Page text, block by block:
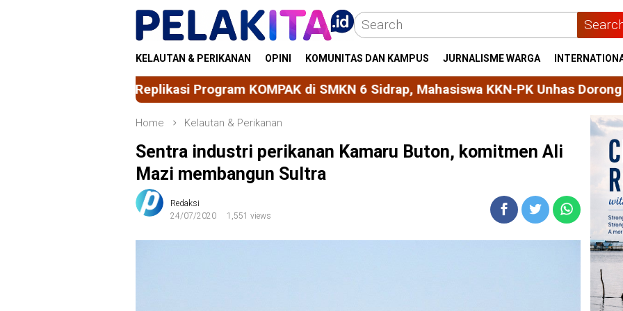
Skip
KELAUTAN & PERIKANAN OPINI KOMUNITAS DAN KAMPUS JURNALISME WARGA
Replikasi Program KOMPAK di SMKN 6 Sidrap, Mahasiswa KKN-PK Unhas Dorong Siswa Jadi Agen
Home Kelautan & Perikanan
Sentra industri perikanan Kamaru Buton, komitmen Ali
Mazi membangun Sultra
Redaksi
24/07/2020
1,551 views